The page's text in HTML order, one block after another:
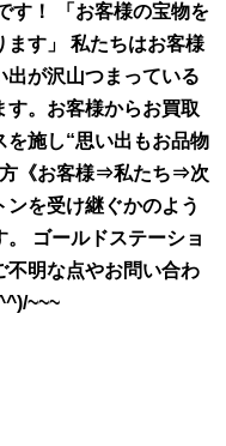
す！ 「お客様の宝物を
ます」 私たちはお客様
が沢山つまっている
す。お客様からお買取
を施し“思い出もお品物
方《お客様⇒私たち⇒次
を受け継ぐかのよう
ゴールドステーショ
不明な点やお問い合わ
~~~